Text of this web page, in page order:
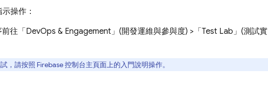
操作：
往「DevOps & Engagement」(開發運維與參與度) >「Test Lab」(測試實
，請按照 Firebase控制台主頁面上的入門說明操作。